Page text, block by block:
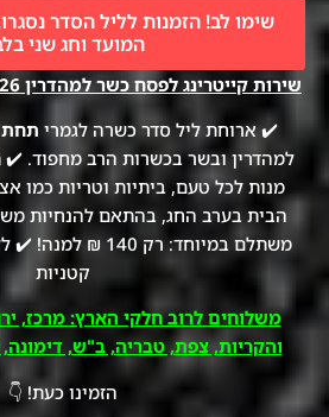
שימו לב! הזמנות לליל הסדר
המועד וחג שני
שירות קייטרינג לפסח כשר למהדרין 2026 –
✔️ ארוחת ליל סדר כשרה לגמרי תחת
למהדרין ובשר בכשרות הרב מחפוד. ✔️
מנות לכל טעם, ביתיות וטריות כמו
הבית בערב החג, בהתאם להנחיות
משתלם במיוחד: רק
קטניות
משלוחים לרוב חלקי הארץ: מרכז,
והקריות, צפת, טבריה, ב"ש, דימונה,
הזמינו כעת! 👇